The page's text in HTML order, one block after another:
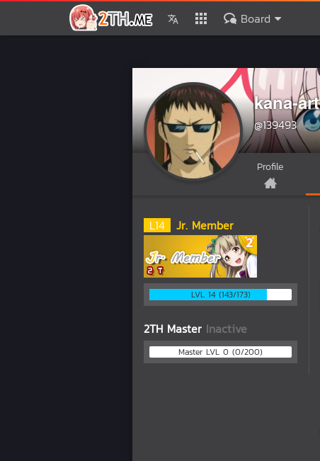
Board
kana-art
@139493
Profile
L14 Jr. Member
LVL 14 (143/173)
2TH Master Inactive
Master LVL 0 (0/200)